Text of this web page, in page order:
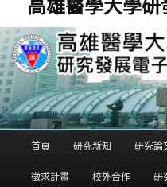
首頁 研究新知 研究論
徵求計畫 校外合作 研